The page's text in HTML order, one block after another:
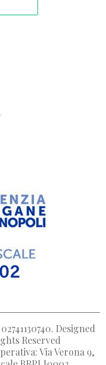
. Designed
Reserved
Via Verona 9,